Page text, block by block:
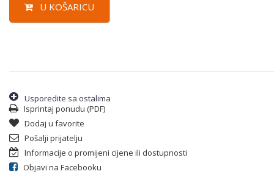
U KOŠARICU
Usporedite sa ostalima
Isprintaj ponudu (PDF)
Dodaj u favorite
Pošalji prijatelju
Informacije o promijeni cijene ili dostupnosti
Objavi na Facebooku